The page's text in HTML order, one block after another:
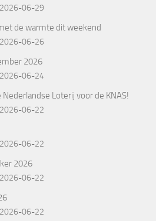
2026-06-29
de warmte dit weekend
2026-06-26
2026
2026-06-24
Loterij voor de KNAS!
2026-06-22
2026-06-22
2026
2026-06-22
2026-06-22